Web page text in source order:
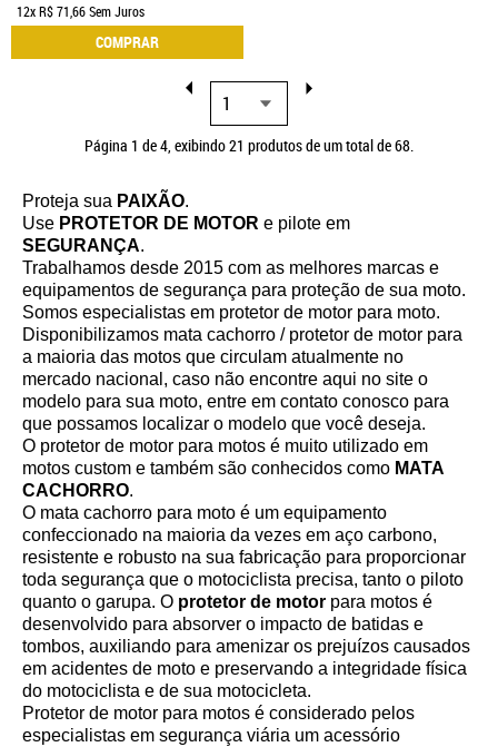
12xR$ 71,66Sem Juros
COMPRAR
Página 1 de 4, exibindo 21 produtos de um total de 68.
Proteja sua PAIXÃO.
Use PROTETOR DE MOTOR e pilote em
SEGURANÇA.
Trabalhamos desde 2015 com as melhores marcas e
equipamentos de segurança para proteção de sua moto.
Somos especialistas em protetor de motor para moto.
Disponibilizamos mata cachorro / protetor de motor para
a maioria das motos que circulam atualmente no
mercado nacional, caso não encontre aqui no site o
modelo para sua moto, entre em contato conosco para
que possamos localizar o modelo que você deseja.
O protetor de motor para motos é muito utilizado em
motos custom e também são conhecidos como MATA
CACHORRO.
O mata cachorro para moto é um equipamento
confeccionado na maioria da vezes em aço carbono,
resistente e robusto na sua fabricação para proporcionar
toda segurança que o motociclista precisa, tanto o piloto
quanto o garupa. O protetor de motor para motos é
desenvolvido para absorver o impacto de batidas e
tombos, auxiliando para amenizar os prejuízos causados
em acidentes de moto e preservando a integridade física
do motociclista e de sua motocicleta.
Protetor de motor para motos é considerado pelos
especialistas em segurança viária um acessório